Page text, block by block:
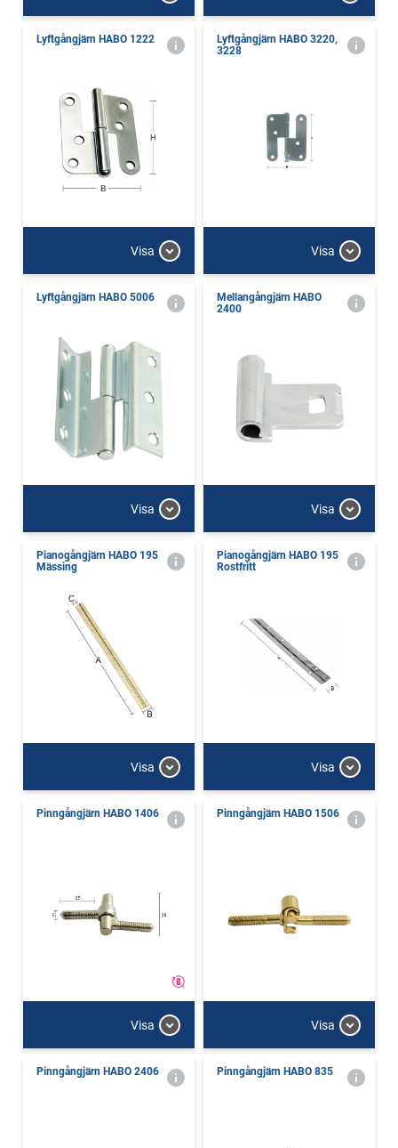
Lyftgångjärn HABO 1222
Visa
Lyftgångjärn HABO 3220,
3228
Visa
Lyftgångjärn HABO 5006
Visa
Mellangångjärn HABO
2400
Visa
Pianogångjärn HABO 195
Mässing
Visa
Pianogångjärn HABO 195
Rostfritt
Visa
Pinngångjärn HABO 1406
Visa
Pinngångjärn HABO 1506
Visa
Pinngångjärn HABO 2406 Pinngångjärn HABO 835